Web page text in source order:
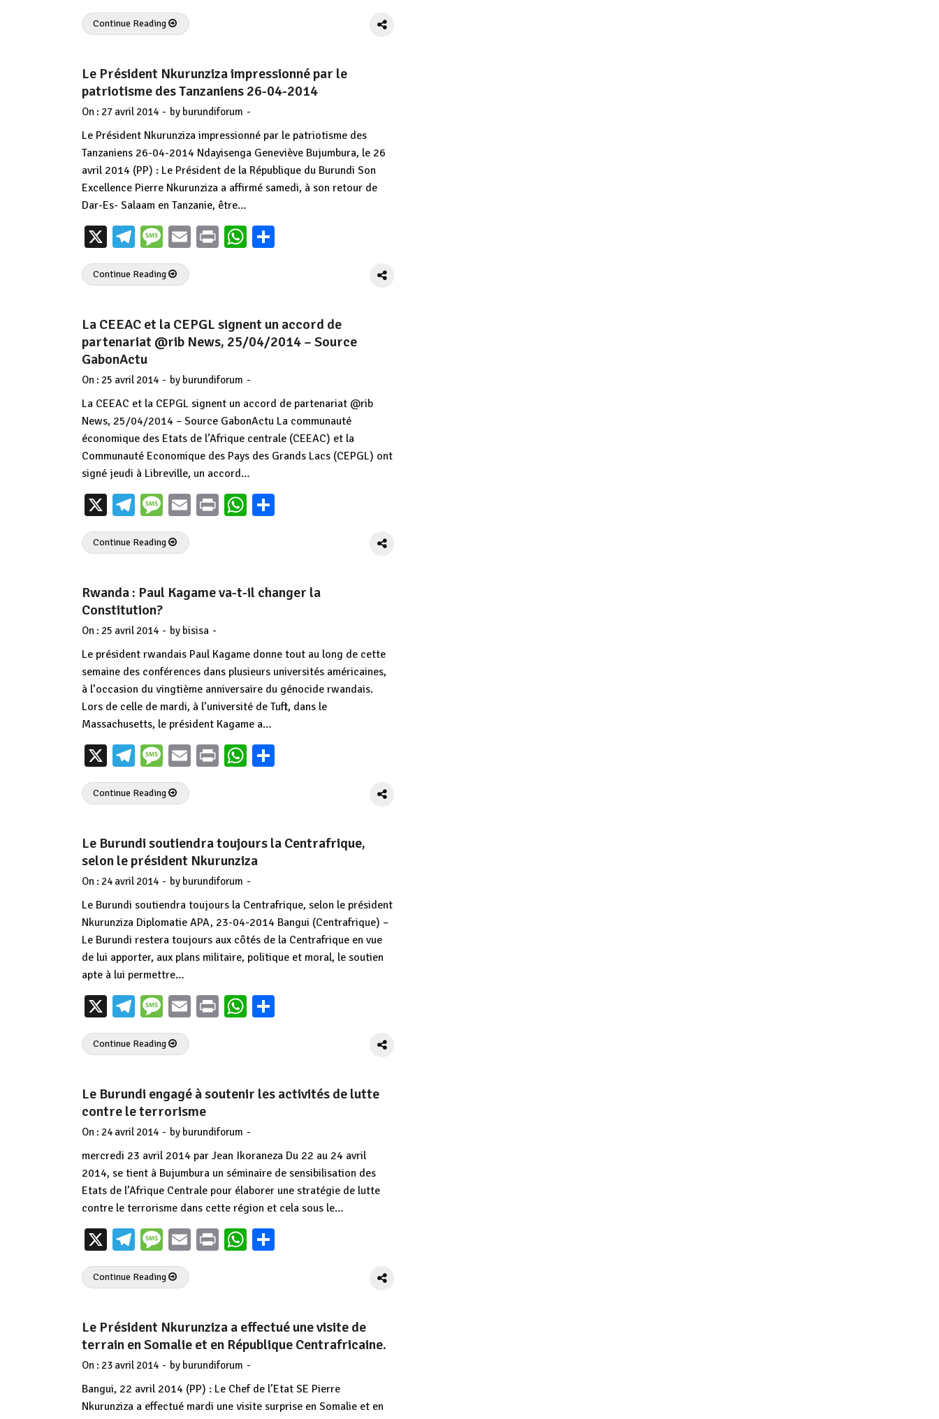
Continue Reading
Le Président Nkurunziza impressionné par le
patriotisme des Tanzaniens 26-04-2014
On : 27 avril 2014 - by burundiforum -
Le Président Nkurunziza impressionné par le patriotisme des
Tanzaniens 26-04-2014 Ndayisenga Geneviève Bujumbura, le 26
avril 2014 (PP) : Le Président de la République du Burundi Son
Excellence Pierre Nkurunziza a affirmé samedi, à son retour de
Dar-Es- Salaam en Tanzanie, être…
X Telegram
Message
EmailPrintWhatsApp
Continue Reading
La CEEAC et la CEPGL signent un accord de
partenariat @rib News, 25/04/2014 – Source
GabonActu
On : 25 avril 2014 - by burundiforum -
La CEEAC et la CEPGL signent un accord de partenariat @rib
News, 25/04/2014 – Source GabonActu La communauté
économique des Etats de l’Afrique centrale (CEEAC) et la
Communauté Economique des Pays des Grands Lacs (CEPGL) ont
signé jeudi à Libreville, un accord…
X Telegram
Message
EmailPrintWhatsApp
Continue Reading
Rwanda : Paul Kagame va-t-il changer la
Constitution?
On : 25 avril 2014 - by bisisa -
Le président rwandais Paul Kagame donne tout au long de cette
semaine des conférences dans plusieurs universités américaines,
à l’occasion du vingtième anniversaire du génocide rwandais.
Lors de celle de mardi, à l’université de Tuft, dans le
Massachusetts, le président Kagame a…
X Telegram
Message
EmailPrintWhatsApp
Continue Reading
Le Burundi soutiendra toujours la Centrafrique,
selon le président Nkurunziza
On : 24 avril 2014 - by burundiforum -
Le Burundi soutiendra toujours la Centrafrique, selon le président
Nkurunziza Diplomatie APA, 23-04-2014 Bangui (Centrafrique) –
Le Burundi restera toujours aux côtés de la Centrafrique en vue
de lui apporter, aux plans militaire, politique et moral, le soutien
apte à lui permettre…
X Telegram
Message
EmailPrintWhatsApp
Continue Reading
Le Burundi engagé à soutenir les activités de lutte
contre le terrorisme
On : 24 avril 2014 - by burundiforum -
mercredi 23 avril 2014 par Jean Ikoraneza Du 22 au 24 avril
2014, se tient à Bujumbura un séminaire de sensibilisation des
Etats de l’Afrique Centrale pour élaborer une stratégie de lutte
contre le terrorisme dans cette région et cela sous le…
X Telegram
Message
EmailPrintWhatsApp
Continue Reading
Le Président Nkurunziza a effectué une visite de
terrain en Somalie et en République Centrafricaine.
On : 23 avril 2014 - by burundiforum -
Bangui, 22 avril 2014 (PP) : Le Chef de l’Etat SE Pierre
Nkurunziza a effectué mardi une visite surprise en Somalie et en